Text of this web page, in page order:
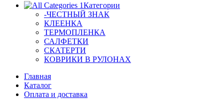
Категории
-ЧЕСТНЫЙ ЗНАК
КЛЕЕНКА
ТЕРМОПЛЕНКА
САЛФЕТКИ
СКАТЕРТИ
КОВРИКИ В РУЛОНАХ
Главная
Каталог
Оплата и доставка